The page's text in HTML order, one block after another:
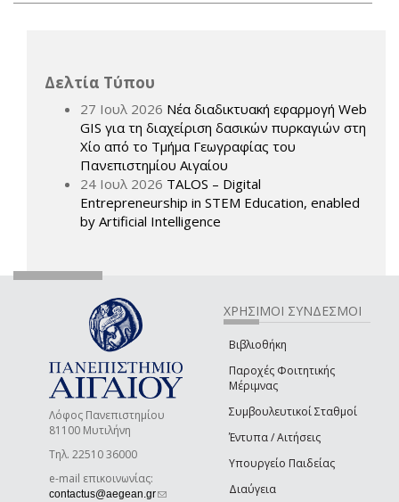
Δελτία Τύπου
27 Ιουλ 2026 Νέα διαδικτυακή εφαρμογή Web
GIS για τη διαχείριση δασικών πυρκαγιών στη
Χίο από το Τμήμα Γεωγραφίας του
Πανεπιστημίου Αιγαίου
24 Ιουλ 2026 TALOS – Digital
Entrepreneurship in STEM Education, enabled
by Artificial Intelligence
Λόφος Πανεπιστημίου
81100 Μυτιλήνη
Τηλ. 22510 36000
e-mail επικοινωνίας:
contactus@aegean.gr(link sends e-mail)
ΧΡΗΣΙΜΟΙ ΣΥΝΔΕΣΜΟΙ
Βιβλιοθήκη
Παροχές Φοιτητικής
Μέριμνας
Συμβουλευτικοί Σταθμοί
Έντυπα / Αιτήσεις
Υπουργείο Παιδείας
Διαύγεια